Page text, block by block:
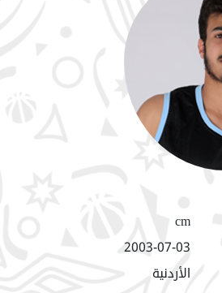
cm
2003-07-03
الأردنية